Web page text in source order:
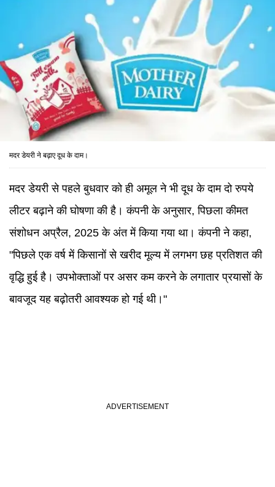
मदर डेयरी ने बढ़ाए दूध के दाम।
मदर डेयरी से पहले बुधवार को ही अमूल ने भी दूध के दाम दो रुपये
लीटर बढ़ाने की घोषणा की है। कंपनी के अनुसार, पिछला कीमत
संशोधन अप्रैल, 2025 के अंत में किया गया था। कंपनी ने कहा,
"पिछले एक वर्ष में किसानों से खरीद मूल्य में लगभग छह प्रतिशत की
वृद्धि हुई है। उपभोक्ताओं पर असर कम करने के लगातार प्रयासों के
बावजूद यह बढ़ोतरी आवश्यक हो गई थी।"